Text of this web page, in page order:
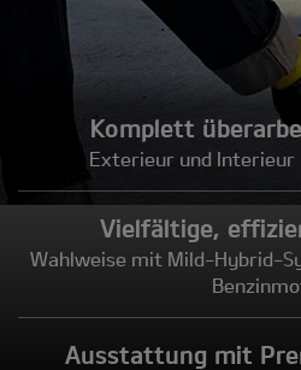
Komplett
Exterieur und
Vielfältige,
Wahlweise mit Mild-Hybrid-
Ausstattung mit